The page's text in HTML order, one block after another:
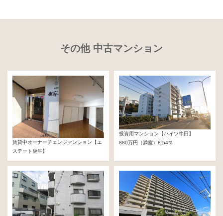
その他 中古マンション
賃貸中オーナーチェンジマンション【エ
ステート庚午】
740万円
投資用マンション【ハイツ牛田】
880万円（満室）8.54％